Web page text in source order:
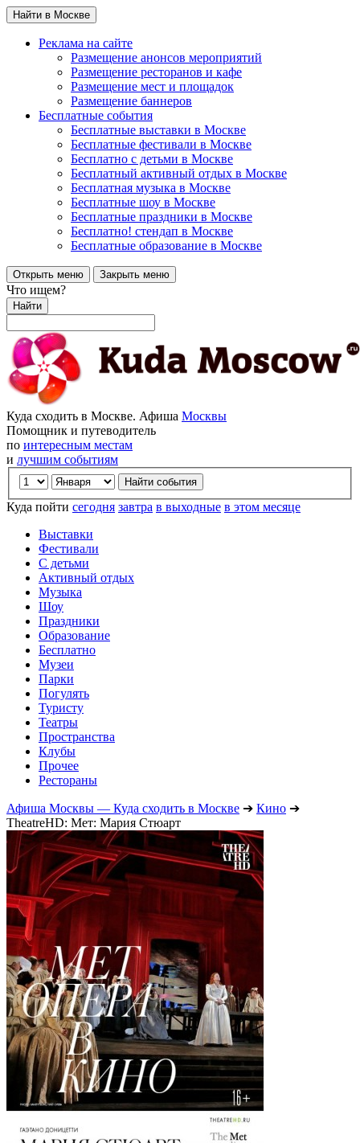
Найти в Москве
Реклама на сайте
Размещение анонсов мероприятий
Размещение ресторанов и кафе
Размещение мест и площадок
Размещение баннеров
Бесплатные события
Бесплатные выставки в Москве
Бесплатные фестивали в Москве
Бесплатно с детьми в Москве
Бесплатный активный отдых в Москве
Бесплатная музыка в Москве
Бесплатные шоу в Москве
Бесплатные праздники в Москве
Бесплатно! стендап в Москве
Бесплатные образование в Москве
Открыть меню Закрыть меню
Что ищем?
Найти
Куда сходить в Москве. Афиша Москвы
Помощник и путеводитель
по интересным местам
и лучшим событиям
Куда пойти сегодня завтра в выходные в этом месяце
Выставки
Фестивали
С детьми
Активный отдых
Музыка
Шоу
Праздники
Образование
Бесплатно
Музеи
Парки
Погулять
Туристу
Театры
Пространства
Клубы
Прочее
Рестораны
Афиша Москвы — Куда сходить в Москве ➔ Кино ➔
TheatreHD: Мет: Мария Стюарт